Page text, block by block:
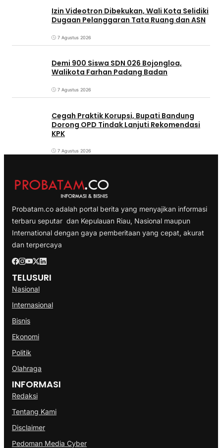
Izin Videotron Dibekukan, Wali Kota Selidiki
Dugaan Pelanggaran Tata Ruang dan ASN
7 Agustus 2026
Demi 900 Siswa SDN 026 Bojongloa,
Walikota Farhan Padang Badan
7 Agustus 2026
Cegah Praktik Korupsi, Bupati Bandung
Dorong OPD Tindak Lanjuti Rekomendasi
KPK
7 Agustus 2026
Probatam.co adalah portal berita yang menyajikan informasi
terbaru seputar dan Kepulauan Riau, Nasional maupun
International dengan gaya pemberitaan yang cepat, akurat
dan terpercaya
TELUSURI
Nasional
Internasional
Bisnis
Ekonomi
Politik
Olahraga
INFORMASI
Redaksi
Tentang Kami
Disclaimer
Pedoman Media Cyber